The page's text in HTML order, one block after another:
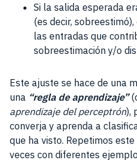
Si la salida esperada
(es decir,
las entradas que
sobreestimación y/o
Este ajuste se hace de una
una “regla de aprendizaje”
aprendizaje del perceptrón),
converja y aprenda a
que ha visto. Repetimos
veces con diferentes